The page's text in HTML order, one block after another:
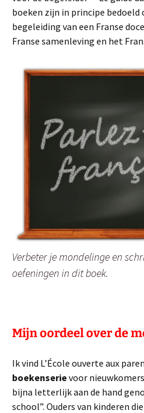
boeken zijn in principe
begeleiding van een Franse
Franse samenleving en het
Verbeter je mondelinge en
oefeningen in dit boek.
Mijn oordeel over de
Ik vind L’École ouverte aux
boekenserievoor
bijna letterlijk aan de hand
school”. Ouders van kinderen